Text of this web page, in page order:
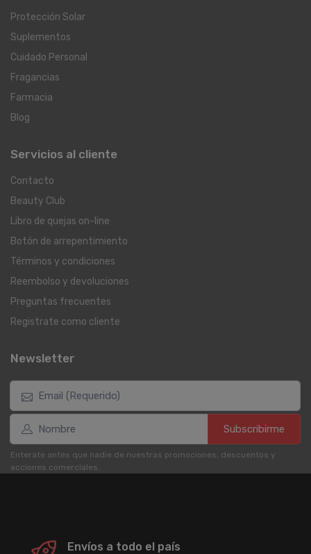
Protección Solar
Suplementos
Cuidado Personal
Fragancias
Farmacia
Blog
Servicios al cliente
Contacto
Beauty Club
Libro de quejas on-line
Botón de arrepentimiento
Términos y condiciones
Reembolso y devoluciones
Preguntas frecuentes
Registrate como cliente
Newsletter
Subscribirme
Enterate antes que nadie de nuestras promociones, descuentos y
acciones comerciales.
Envíos a todo el país